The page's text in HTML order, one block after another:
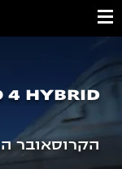
4 HYBRID
הקרוסאובר